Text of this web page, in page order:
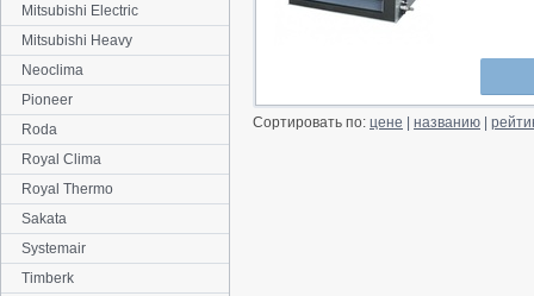
Сортировать по: цене названию
Mitsubishi Electric
Mitsubishi Heavy
Neoclima
Pioneer
Roda
Royal Clima
Royal Thermo
Sakata
Systemair
Timberk